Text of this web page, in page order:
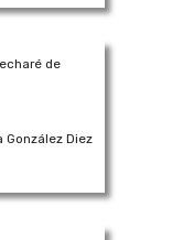
de
González Diez